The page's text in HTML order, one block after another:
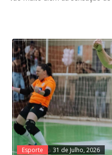
Esporte 31 de Julho, 2026